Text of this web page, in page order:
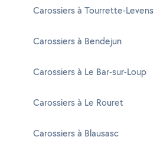
Carossiers à Tourrette-Levens
Carossiers à Bendejun
Carossiers à Le Bar-sur-Loup
Carossiers à Le Rouret
Carossiers à Blausasc